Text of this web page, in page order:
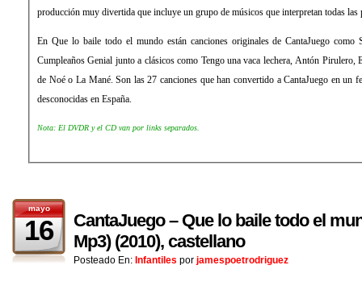
producción muy divertida que incluye un grupo de músicos que interpretan todas las
En Que lo baile todo el mundo están canciones originales de CantaJuego
Cumpleaños Genial junto a clásicos como Tengo una vaca lechera, Antón Pirulero,
de Noé o La Mané. Son las 27 canciones que han convertido a CantaJuego en un
desconocidas en España.
Nota: El DVDR y el CD van por links separados.
mayo
16
CantaJuego – Que lo baile todo el
Mp3) (2010), castellano
Posteado En: Infantiles por jamespoetrodriguez